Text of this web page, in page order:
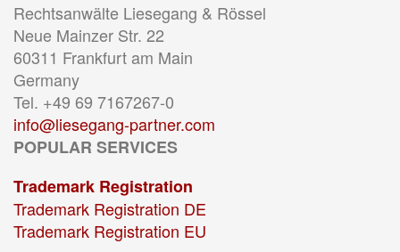
Rechtsanwälte Liesegang & Rössel
Neue Mainzer Str. 22
60311 Frankfurt am Main
Germany
Tel. +49 69 7167267-0
info@liesegang-partner.com
POPULAR SERVICES
Trademark Registration
Trademark Registration DE
Trademark Registration EU